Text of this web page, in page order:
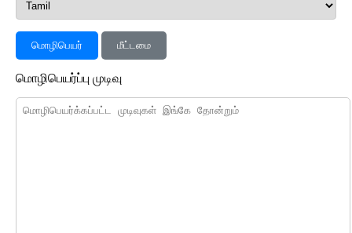
மொழிபெயர் மீட்டமை
மொழிபெயர்ப்பு முடிவு